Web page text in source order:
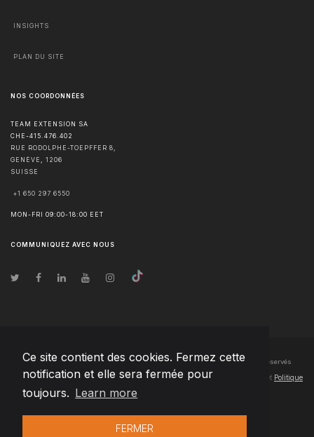
Ce site contient des cookies. Fermez cette
notification et elle sera fermée pour
toujours. Learn more
FERMER
INSIGHTS
PLAN DU SITE
NOS COORDONNÉES
TEAM EXTENSION SA
CHE-415.476.402
RUE RODOLPHE-TOEPFFER 8,
GENÈVE
1206
SUISSE
+1 650 297 6550
MON-FRI 09:00-18:00 EET
COMMUNIQUEZ AVEC NOUS
© Droits d'auteur2026 Team Extension SA France- Tous les droits sont réservés
Changelog● En utilisant ce site, vous acceptez nos Conditions d'utilisation et Politique
de confidentialité